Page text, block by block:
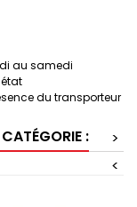
au samedi
du transporteur
:
>
<